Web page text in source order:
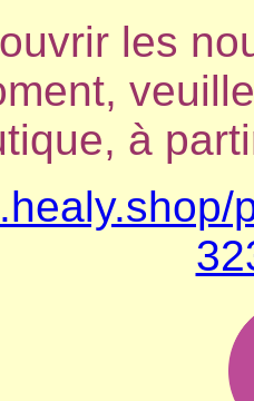
les
à